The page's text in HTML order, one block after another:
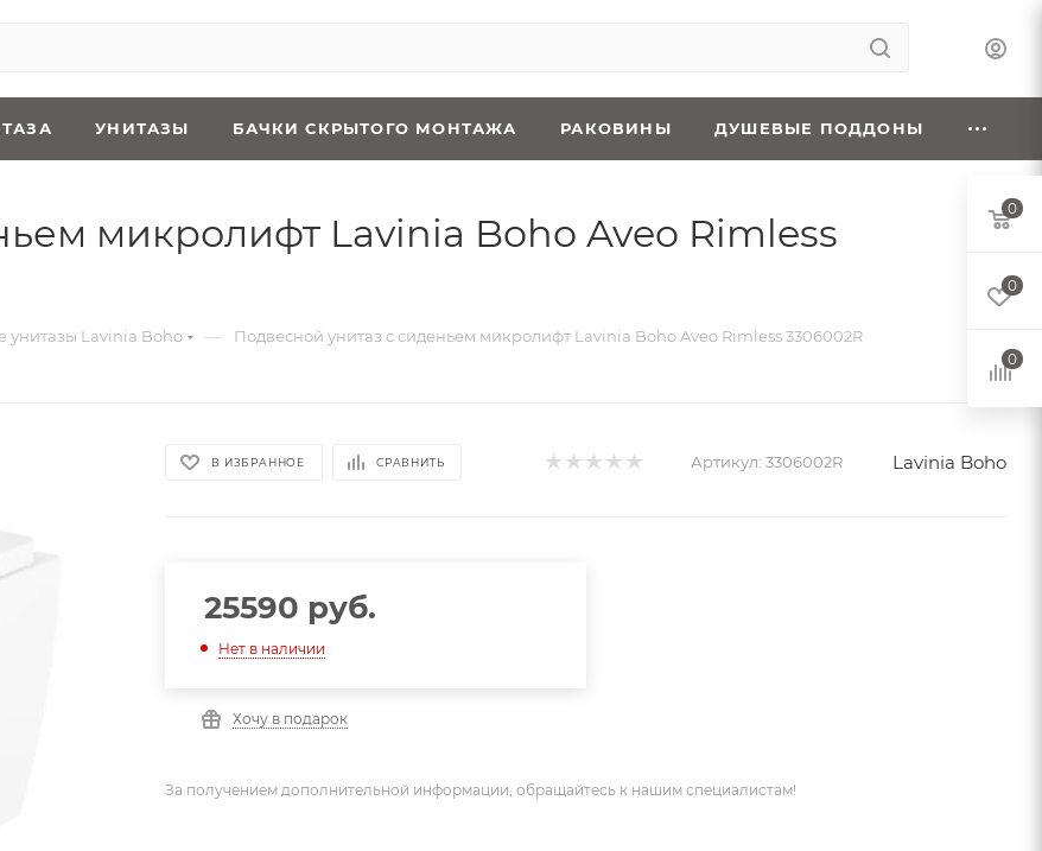
УНИТАЗЫ БАЧКИ СКРЫТОГО МОНТАЖА РАКОВИНЫ ДУШЕВЫЕ ПОДДОНЫ
микролифт Lavinia Boho Aveo Rimless
унитазы Lavinia Boho — Подвесной унитаз с сиденьем микролифт Lavinia Boho Aveo Rimless 3306002R
В ИЗБРАННОЕ СРАВНИТЬ Артикул: 3306002R Lavinia Boho
25590 руб.
Нет в наличии
Хочу в подарок
За получением дополнительной информации, обращайтесь к нашим специалистам!
0
0
0